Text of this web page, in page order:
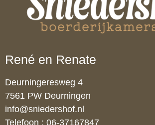
René en Renate
Deurningeresweg 4
7561 PW Deurningen
info@sniedershof.nl
Telefoon : 06-37167847